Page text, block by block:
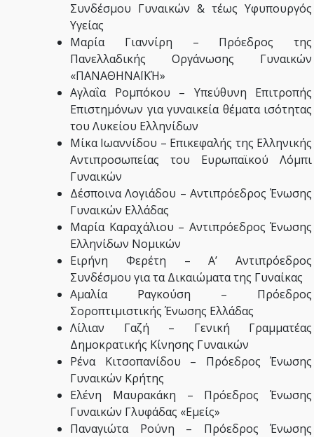
Συνδέσμου Γυναικών & τέως Υφυπουργός
Υγείας
Μαρία Γιαννίρη – Πρόεδρος της
Πανελλαδικής Οργάνωσης Γυναικών
«ΠΑΝΑΘΗΝΑΪΚΉ»
Αγλαΐα Ρομπόκου – Υπεύθυνη Επιτροπής
Επιστημόνων για γυναικεία θέματα ισότητας
του Λυκείου Ελληνίδων
Μίκα Ιωαννίδου – Επικεφαλής της Ελληνικής
Αντιπροσωπείας του Ευρωπαϊκού Λόμπι
Γυναικών
Δέσποινα Λογιάδου – Αντιπρόεδρος Ένωσης
Γυναικών Ελλάδας
Μαρία Καραχάλιου – Αντιπρόεδρος Ένωσης
Ελληνίδων Νομικών
Ειρήνη Φερέτη – Α’ Αντιπρόεδρος
Συνδέσμου για τα Δικαιώματα της Γυναίκας
Αμαλία Ραγκούση – Πρόεδρος
Σοροπτιμιστικής Ένωσης Ελλάδας
Λίλιαν Γαζή – Γενική Γραμματέας
Δημοκρατικής Κίνησης Γυναικών
Ρένα Κιτσοπανίδου – Πρόεδρος Ένωσης
Γυναικών Κρήτης
Ελένη Μαυρακάκη – Πρόεδρος Ένωσης
Γυναικών Γλυφάδας «Εμείς»
Παναγιώτα Ρούνη – Πρόεδρος Ένωσης